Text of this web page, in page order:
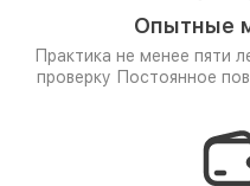
Опытные
Практика не менее пяти
проверку Постоянное